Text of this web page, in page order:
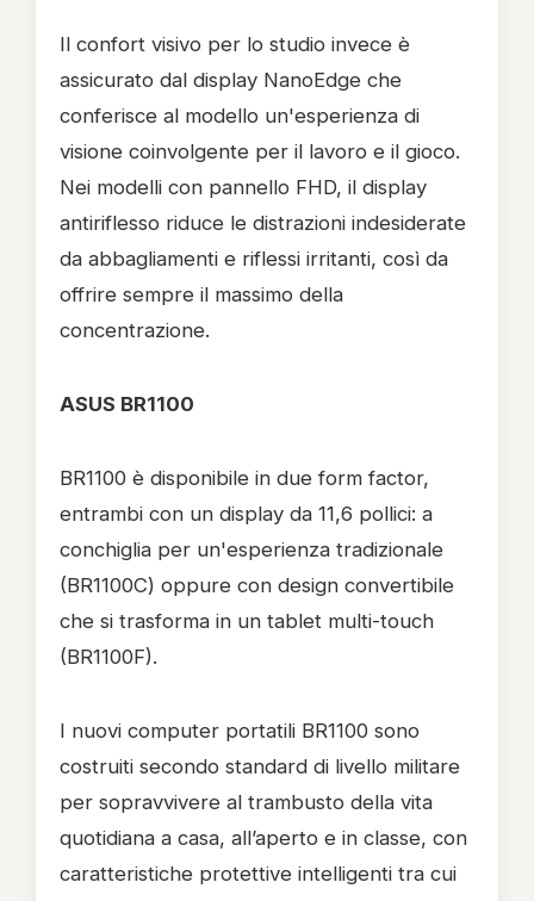
Il confort visivo per lo studio invece è
assicurato dal display NanoEdge che
conferisce al modello un'esperienza di
visione coinvolgente per il lavoro e il gioco.
Nei modelli con pannello FHD, il display
antiriflesso riduce le distrazioni indesiderate
da abbagliamenti e riflessi irritanti, così da
offrire sempre il massimo della
concentrazione.
ASUS BR1100
BR1100 è disponibile in due form factor,
entrambi con un display da 11,6 pollici: a
conchiglia per un'esperienza tradizionale
(BR1100C) oppure con design convertibile
che si trasforma in un tablet multi-touch
(BR1100F).
I nuovi computer portatili BR1100 sono
costruiti secondo standard di livello militare
per sopravvivere al trambusto della vita
quotidiana a casa, all’aperto e in classe, con
caratteristiche protettive intelligenti tra cui